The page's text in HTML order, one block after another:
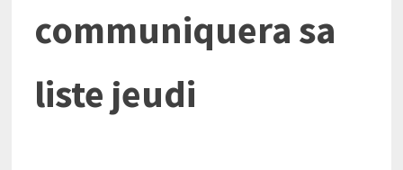
communiquera sa
liste jeudi